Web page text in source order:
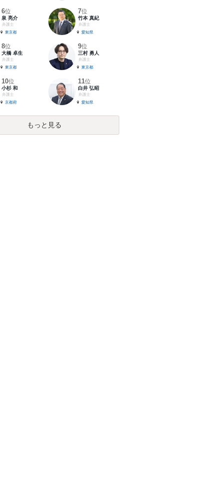
6位
泉 亮介
弁護士
東京都
7位
竹本 真紀
弁護士
愛知県
8位
大橋 卓生
弁護士
東京都
9位
三村 勇人
弁護士
東京都
10位
小杉 和
弁護士
京都府
11位
白井 弘昭
弁護士
愛知県
もっと見る